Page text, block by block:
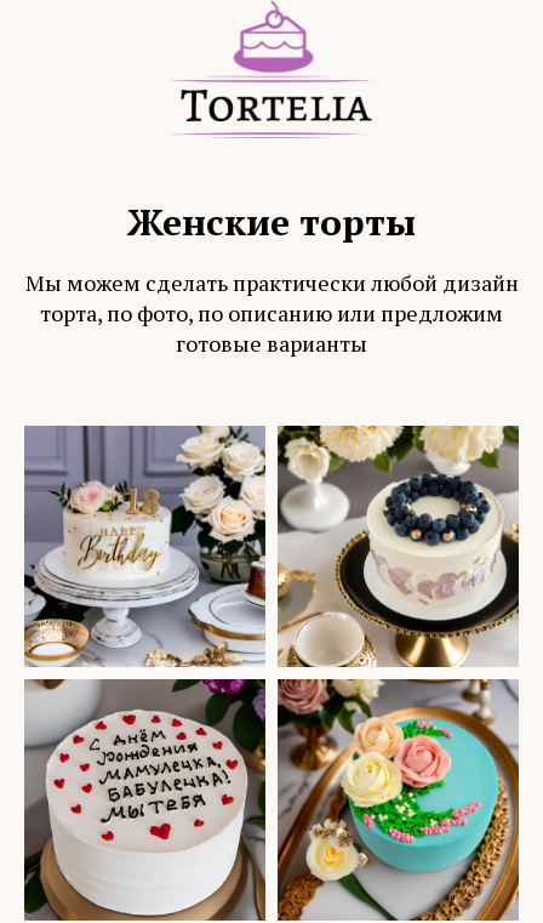
Женские торты
Мы можем сделать практически любой дизайн
торта, по фото, по описанию или предложим
готовые варианты